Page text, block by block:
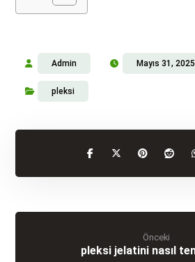
Admin Mayıs 31, 2025
pleksi
Önceki
pleksi jelatini nasıl